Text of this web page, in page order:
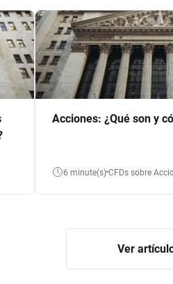
Acciones: ¿Qué son y
6 minute(s) CFDs sobre
Ver